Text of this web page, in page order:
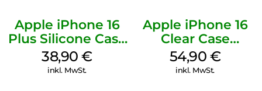
Apple iPhone 16
Plus Silicone Case
MagSafe Denim
38,90€
inkl. MwSt.
Apple iPhone 16
Clear Case
MagSafe
Transparent
54,90 €
inkl. MwSt.